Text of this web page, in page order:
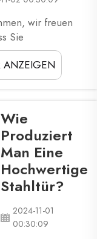
Brandschutztüren
der Hitze
standhalten können.
Sie sind dafür
wir freuen
Sie
haben, um
unserer
Nachrichten
einer
Erfahrung, wo
Technologien
können. Lassen
Ihnen zeigen,
...
ANZEIGEN
Wie
Produziert
Man Eine
Hochwertige
Stahltür?
2024-11-01
00:30:09